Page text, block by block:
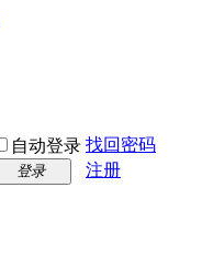
自动登录 找回密码
登录
注册